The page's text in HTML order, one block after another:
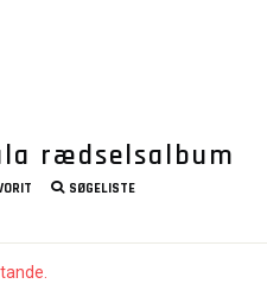
rædselsalbum
SØGELISTE